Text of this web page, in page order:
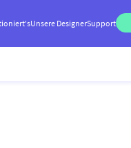
Unsere DesignerSupport